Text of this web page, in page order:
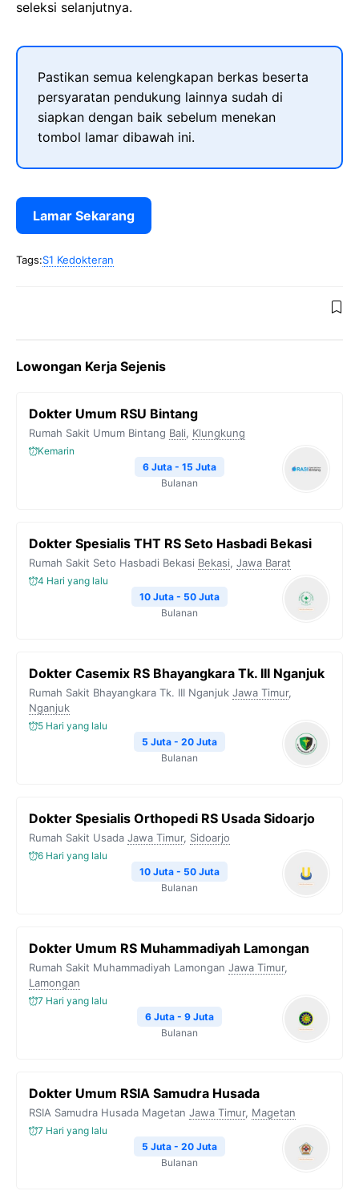
seleksi selanjutnya.
Pastikan semua kelengkapan berkas beserta
persyaratan pendukung lainnya sudah di
siapkan dengan baik sebelum menekan
tombol lamar dibawah ini.
Lamar Sekarang
Tags:S1 Kedokteran
Lowongan Kerja Sejenis
Dokter Umum RSU Bintang
Rumah Sakit Umum Bintang Bali, Klungkung
Kemarin
6 Juta - 15 Juta
Bulanan
Dokter Spesialis THT RS Seto Hasbadi Bekasi
Rumah Sakit Seto Hasbadi Bekasi Bekasi, Jawa Barat
4 Hari yang lalu
10 Juta - 50 Juta
Bulanan
Dokter Casemix RS Bhayangkara Tk. III Nganjuk
Rumah Sakit Bhayangkara Tk. III Nganjuk Jawa Timur,
Nganjuk
5 Hari yang lalu
5 Juta - 20 Juta
Bulanan
Dokter Spesialis Orthopedi RS Usada Sidoarjo
Rumah Sakit Usada Jawa Timur, Sidoarjo
6 Hari yang lalu
10 Juta - 50 Juta
Bulanan
Dokter Umum RS Muhammadiyah Lamongan
Rumah Sakit Muhammadiyah Lamongan Jawa Timur,
Lamongan
7 Hari yang lalu
6 Juta - 9 Juta
Bulanan
Dokter Umum RSIA Samudra Husada
RSIA Samudra Husada Magetan Jawa Timur, Magetan
7 Hari yang lalu
5 Juta - 20 Juta
Bulanan